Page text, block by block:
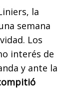
la
semana
Los
interés de
y ante la